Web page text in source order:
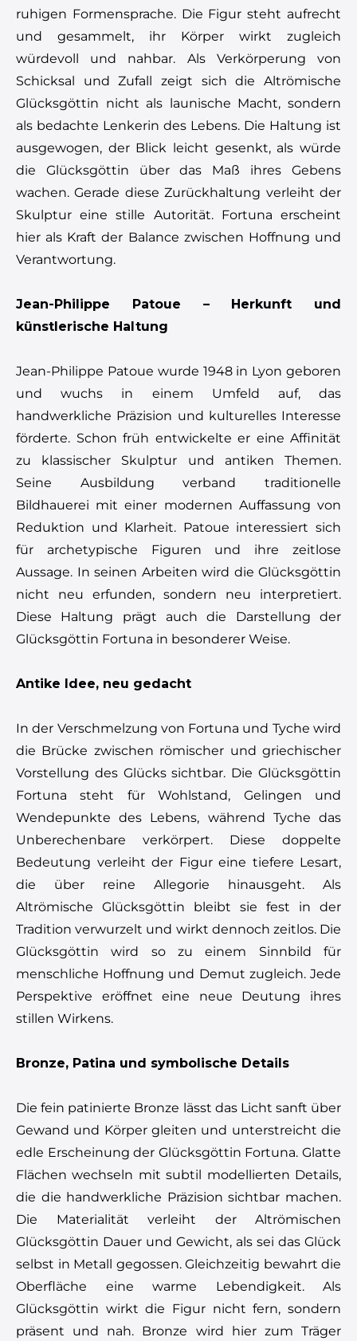
ruhigen Formensprache. Die Figur steht aufrecht
und gesammelt, ihr Körper wirkt zugleich
würdevoll und nahbar. Als Verkörperung von
Schicksal und Zufall zeigt sich die Altrömische
Glücksgöttin nicht als launische Macht, sondern
als bedachte Lenkerin des Lebens. Die Haltung ist
ausgewogen, der Blick leicht gesenkt, als würde
die Glücksgöttin über das Maß ihres Gebens
wachen. Gerade diese Zurückhaltung verleiht der
Skulptur eine stille Autorität. Fortuna erscheint
hier als Kraft der Balance zwischen Hoffnung und
Verantwortung.
Jean-Philippe Patoue – Herkunft und
künstlerische Haltung
Jean-Philippe Patoue wurde 1948 in Lyon geboren
und wuchs in einem Umfeld auf, das
handwerkliche Präzision und kulturelles Interesse
förderte. Schon früh entwickelte er eine Affinität
zu klassischer Skulptur und antiken Themen.
Seine Ausbildung verband traditionelle
Bildhauerei mit einer modernen Auffassung von
Reduktion und Klarheit. Patoue interessiert sich
für archetypische Figuren und ihre zeitlose
Aussage. In seinen Arbeiten wird die Glücksgöttin
nicht neu erfunden, sondern neu interpretiert.
Diese Haltung prägt auch die Darstellung der
Glücksgöttin Fortuna in besonderer Weise.
Antike Idee, neu gedacht
In der Verschmelzung von Fortuna und Tyche wird
die Brücke zwischen römischer und griechischer
Vorstellung des Glücks sichtbar. Die Glücksgöttin
Fortuna steht für Wohlstand, Gelingen und
Wendepunkte des Lebens, während Tyche das
Unberechenbare verkörpert. Diese doppelte
Bedeutung verleiht der Figur eine tiefere Lesart,
die über reine Allegorie hinausgeht. Als
Altrömische Glücksgöttin bleibt sie fest in der
Tradition verwurzelt und wirkt dennoch zeitlos. Die
Glücksgöttin wird so zu einem Sinnbild für
menschliche Hoffnung und Demut zugleich. Jede
Perspektive eröffnet eine neue Deutung ihres
stillen Wirkens.
Bronze, Patina und symbolische Details
Die fein patinierte Bronze lässt das Licht sanft über
Gewand und Körper gleiten und unterstreicht die
edle Erscheinung der Glücksgöttin Fortuna. Glatte
Flächen wechseln mit subtil modellierten Details,
die die handwerkliche Präzision sichtbar machen.
Die Materialität verleiht der Altrömischen
Glücksgöttin Dauer und Gewicht, als sei das Glück
selbst in Metall gegossen. Gleichzeitig bewahrt die
Oberfläche eine warme Lebendigkeit. Als
Glücksgöttin wirkt die Figur nicht fern, sondern
präsent und nah. Bronze wird hier zum Träger